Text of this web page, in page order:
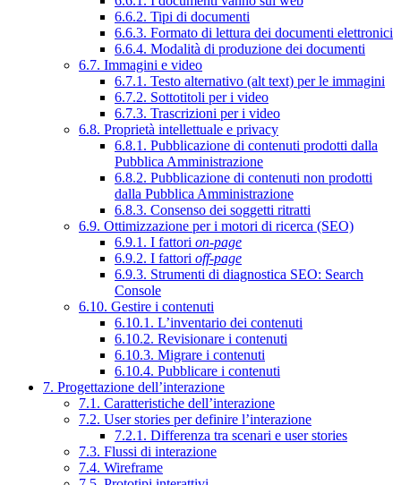
6.6.2. Tipi di documenti
6.6.3. Formato di lettura dei documenti elettronici
6.6.4. Modalità di produzione dei documenti
6.7. Immagini e video
6.7.1. Testo alternativo (alt text) per le immagini
6.7.2. Sottotitoli per i video
6.7.3. Trascrizioni per i video
6.8. Proprietà intellettuale e privacy
6.8.1. Pubblicazione di contenuti prodotti dalla
Pubblica Amministrazione
6.8.2. Pubblicazione di contenuti non prodotti
dalla Pubblica Amministrazione
6.8.3. Consenso dei soggetti ritratti
6.9. Ottimizzazione per i motori di ricerca (SEO)
6.9.1. I fattori on-page
6.9.2. I fattori off-page
6.9.3. Strumenti di diagnostica SEO: Search
Console
6.10. Gestire i contenuti
6.10.1. L’inventario dei contenuti
6.10.2. Revisionare i contenuti
6.10.3. Migrare i contenuti
6.10.4. Pubblicare i contenuti
7. Progettazione dell’interazione
7.1. Caratteristiche dell’interazione
7.2. User stories per definire l’interazione
7.2.1. Differenza tra scenari e user stories
7.3. Flussi di interazione
7.4. Wireframe